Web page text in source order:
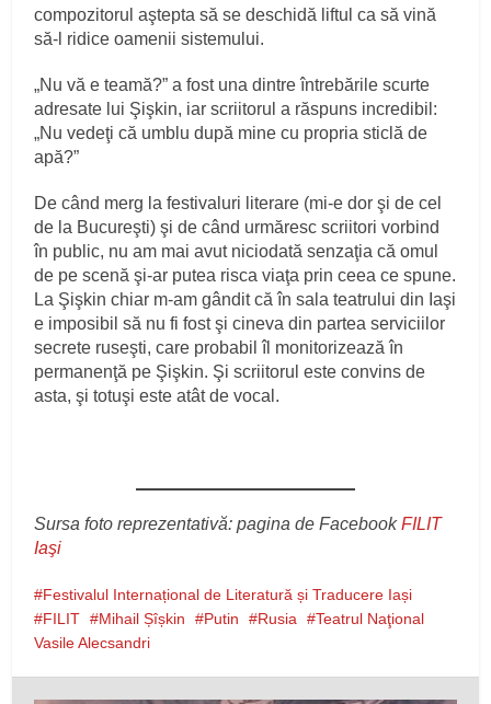
compozitorul aştepta să se deschidă liftul ca să vină
să-l ridice oamenii sistemului.
„Nu vă e teamă?” a fost una dintre întrebările scurte
adresate lui Şişkin, iar scriitorul a răspuns incredibil:
„Nu vedeţi că umblu după mine cu propria sticlă de
apă?”
De când merg la festivaluri literare (mi-e dor şi de cel
de la Bucureşti) şi de când urmăresc scriitori vorbind
în public, nu am mai avut niciodată senzaţia că omul
de pe scenă şi-ar putea risca viaţa prin ceea ce spune.
La Şişkin chiar m-am gândit că în sala teatrului din Iaşi
e imposibil să nu fi fost şi cineva din partea serviciilor
secrete ruseşti, care probabil îl monitorizează în
permanenţă pe Şişkin. Şi scriitorul este convins de
asta, şi totuşi este atât de vocal.
Sursa foto reprezentativă: pagina de FacebookFILIT
Iaşi
Festivalul Internațional de Literatură și Traducere Iași
FILIT
Mihail Șîșkin Putin Rusia
Teatrul Naţional
Vasile Alecsandri